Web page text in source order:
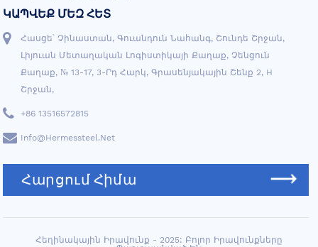
ԿԱՊՎԵՔ ՄԵԶ ՀԵՏ
Հասցե՝ Չինաստան, Գուանդուն Նահանգ, Շունդե Շրջան,
Լիյուան ​​մետաղական Լոգիստիկայի Քաղաք, Չենցուն
Քաղաք, № 13-17, 3-Րդ Հարկ, Գրասենյակային Շենք 2, H
Շրջան,
+86 13516572815
Info@hermessteel.net
Հարցում Հիմա
Հեղինակային Իրավունք - 2025: Բոլոր Իրավունքները